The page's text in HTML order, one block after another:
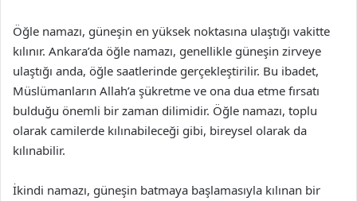
Öğle namazı, güneşin en yüksek noktasına ulaştığı vakitte
kılınır. Ankara’da öğle namazı, genellikle güneşin zirveye
ulaştığı anda, öğle saatlerinde gerçekleştirilir. Bu ibadet,
Müslümanların Allah’a şükretme ve ona dua etme fırsatı
bulduğu önemli bir zaman dilimidir. Öğle namazı, toplu
olarak camilerde kılınabileceği gibi, bireysel olarak da
kılınabilir.
İkindi namazı, güneşin batmaya başlamasıyla kılınan bir